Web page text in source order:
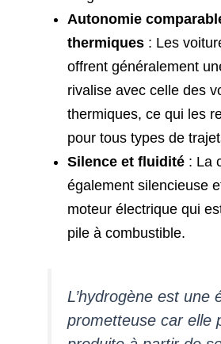
Autonomie
thermiques: Les
offrent généralement
rivalise avec celle des
thermiques, ce qui les
pour tous types de
Silence et fluidité: La
également silencieuse
moteur électrique qui
pile à combustible.
L’hydrogène est une
prometteuse car elle